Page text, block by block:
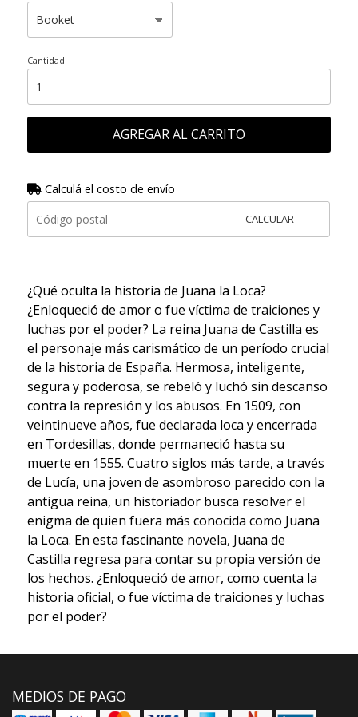
Cantidad
AGREGAR AL CARRITO
Calculá el costo de envío
CALCULAR
¿Qué oculta la historia de Juana la Loca?
¿Enloqueció de amor o fue víctima de traiciones y
luchas por el poder? La reina Juana de Castilla es
el personaje más carismático de un período crucial
de la historia de España. Hermosa, inteligente,
segura y poderosa, se rebeló y luchó sin descanso
contra la represión y los abusos. En 1509, con
veintinueve años, fue declarada loca y encerrada
en Tordesillas, donde permaneció hasta su
muerte en 1555. Cuatro siglos más tarde, a través
de Lucía, una joven de asombroso parecido con la
antigua reina, un historiador busca resolver el
enigma de quien fuera más conocida como Juana
la Loca. En esta fascinante novela, Juana de
Castilla regresa para contar su propia versión de
los hechos. ¿Enloqueció de amor, como cuenta la
historia oficial, o fue víctima de traiciones y luchas
por el poder?
MEDIOS DE PAGO